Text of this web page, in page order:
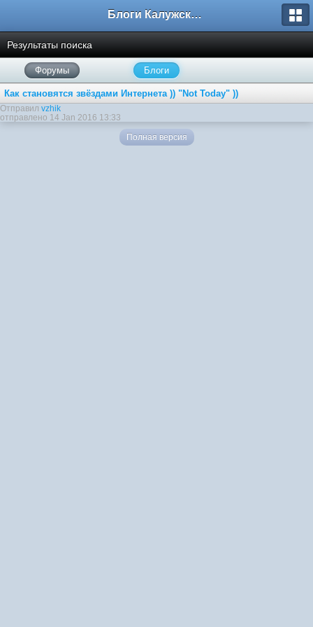
Блоги Калужского перекрестка
Результаты поиска
Форумы Блоги
Как становятся звёздами Интернета )) "Not Today" ))
Отправил vzhik
отправлено 14 Jan 2016 13:33
Полная версия